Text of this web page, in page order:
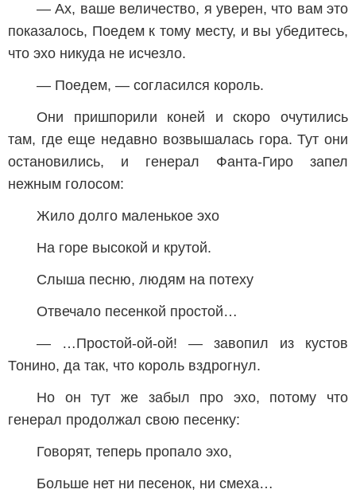
— Ах, ваше величество, я уверен, что вам это
показалось, Поедем к тому месту, и вы убедитесь,
что эхо никуда не исчезло.
— Поедем, — согласился король.
Они пришпорили коней и скоро очутились
там, где еще недавно возвышалась гора. Тут они
остановились, и генерал Фанта-Гиро запел
нежным голосом:
Жило долго маленькое эхо
На горе высокой и крутой.
Слыша песню, людям на потеху
Отвечало песенкой простой…
— …Простой-ой-ой! — завопил из кустов
Тонино, да так, что король вздрогнул.
Но он тут же забыл про эхо, потому что
генерал продолжал свою песенку:
Говорят, теперь пропало эхо,
Больше нет ни песенок, ни смеха…